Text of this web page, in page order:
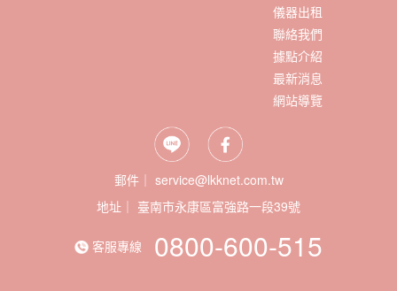
儀器出租
聯絡我們
據點介紹
最新消息
網站導覽
郵件｜ service@lkknet.com.tw
地址｜
客服專線 0800-600-515